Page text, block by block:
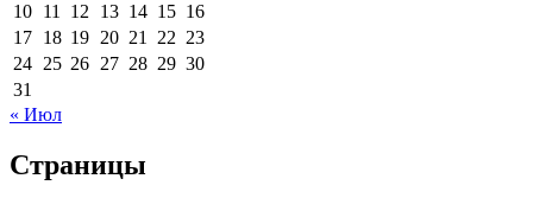
10 11 12 13 14 15 16
17 18 19 20 21 22 23
24 25 26 27 28 29 30
31
« Июл
Страницы